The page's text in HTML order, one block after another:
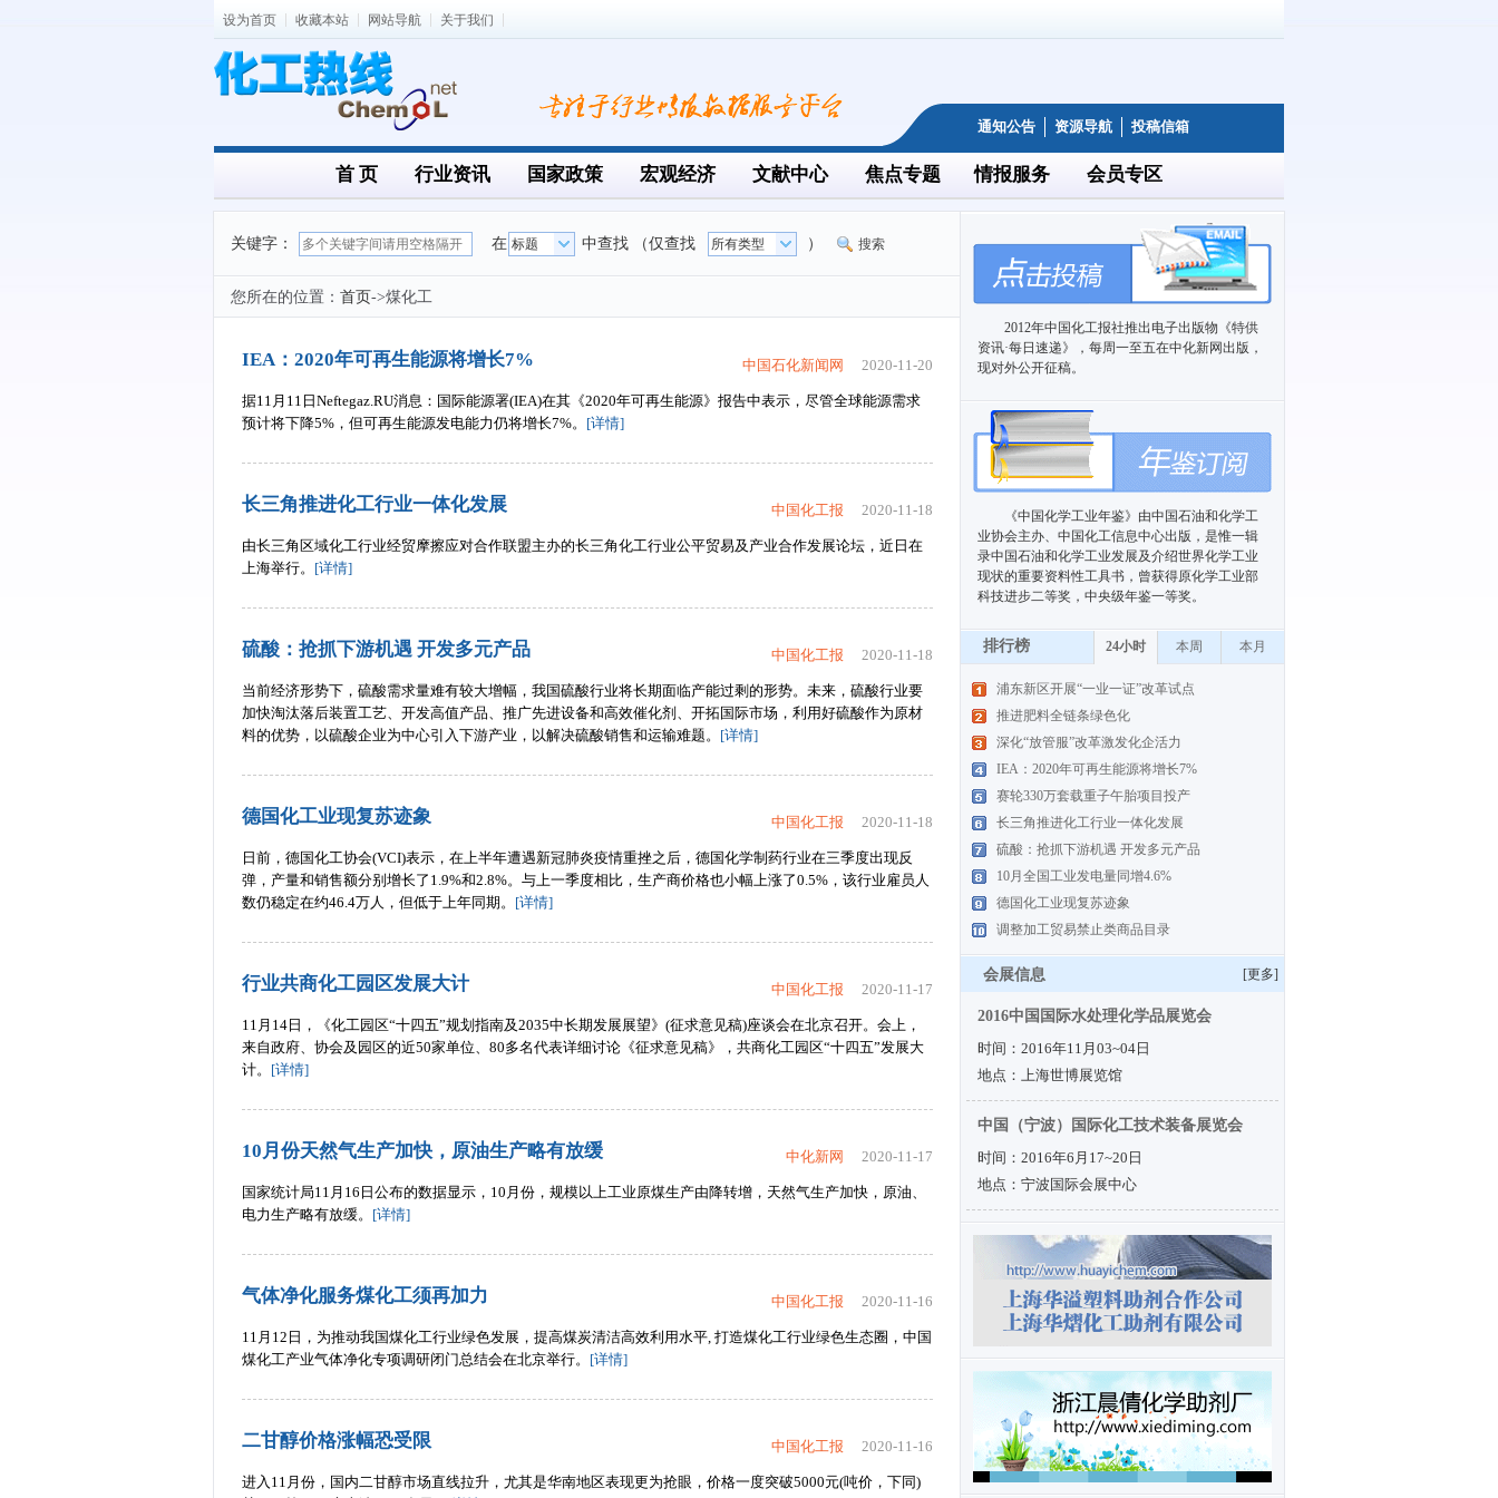
设为首页 收藏本站 网站导航 关于我们
通知公告 资源导航 投稿信箱
首 页 行业资讯 国家政策 宏观经济 文献中心 焦点专题 情报服务 会员专区
关键字： 在 中查找 （仅查找 ） 搜索
您所在的位置： 首页->煤化工
IEA：2020年可再生能源将增长7% 2020-11-20
中国石化新闻网
据11月11日Neftegaz.RU消息：国际能源署(IEA)在其《2020年可再生能源》报告中表示，尽管全球能源需求
预计将下降5%，但可再生能源发电能力仍将增长7%。 [详情]
长三角推进化工行业一体化发展 2020-11-18
中国化工报
由长三角区域化工行业经贸摩擦应对合作联盟主办的长三角化工行业公平贸易及产业合作发展论坛，近日在
上海举行。 [详情]
硫酸：抢抓下游机遇 开发多元产品 2020-11-18
中国化工报
当前经济形势下，硫酸需求量难有较大增幅，我国硫酸行业将长期面临产能过剩的形势。未来，硫酸行业要
加快淘汰落后装置工艺、开发高值产品、推广先进设备和高效催化剂、开拓国际市场，利用好硫酸作为原材
料的优势，以硫酸企业为中心引入下游产业，以解决硫酸销售和运输难题。 [详情]
德国化工业现复苏迹象 2020-11-18
中国化工报
日前，德国化工协会(VCI)表示，在上半年遭遇新冠肺炎疫情重挫之后，德国化学制药行业在三季度出现反
弹，产量和销售额分别增长了1.9%和2.8%。与上一季度相比，生产商价格也小幅上涨了0.5%，该行业雇员人
数仍稳定在约46.4万人，但低于上年同期。 [详情]
行业共商化工园区发展大计 2020-11-17
中国化工报
11月14日，《化工园区“十四五”规划指南及2035中长期发展展望》(征求意见稿)座谈会在北京召开。会上，
来自政府、协会及园区的近50家单位、80多名代表详细讨论《征求意见稿》，共商化工园区“十四五”发展大
计。 [详情]
10月份天然气生产加快，原油生产略有放缓 2020-11-17
中化新网
国家统计局11月16日公布的数据显示，10月份，规模以上工业原煤生产由降转增，天然气生产加快，原油、
电力生产略有放缓。 [详情]
气体净化服务煤化工须再加力 2020-11-16
中国化工报
11月12日，为推动我国煤化工行业绿色发展，提高煤炭清洁高效利用水平, 打造煤化工行业绿色生态圈，中国
煤化工产业气体净化专项调研闭门总结会在北京举行。 [详情]
二甘醇价格涨幅恐受限 2020-11-16
中国化工报
进入11月份，国内二甘醇市场直线拉升，尤其是华南地区表现更为抢眼，价格一度突破5000元(吨价，下同)
2012年中国化工报社推出电子出版物《特供
资讯·每日速递》，每周一至五在中化新网出版，
现对外公开征稿。
《中国化学工业年鉴》由中国石油和化学工
业协会主办、中国化工信息中心出版，是惟一辑
录中国石油和化学工业发展及介绍世界化学工业
现状的重要资料性工具书，曾获得原化学工业部
科技进步二等奖，中央级年鉴一等奖。
排行榜 本月
本周
24小时
浦东新区开展“一业一证”改革试点
推进肥料全链条绿色化
深化“放管服”改革激发化企活力
IEA：2020年可再生能源将增长7%
赛轮330万套载重子午胎项目投产
长三角推进化工行业一体化发展
硫酸：抢抓下游机遇 开发多元产品
10月全国工业发电量同增4.6%
德国化工业现复苏迹象
调整加工贸易禁止类商品目录
会展信息 [更多]
2016中国国际水处理化学品展览会
时间：2016年11月03~04日
地点：上海世博展览馆
中国（宁波）国际化工技术装备展览会
时间：2016年6月17~20日
地点：宁波国际会展中心